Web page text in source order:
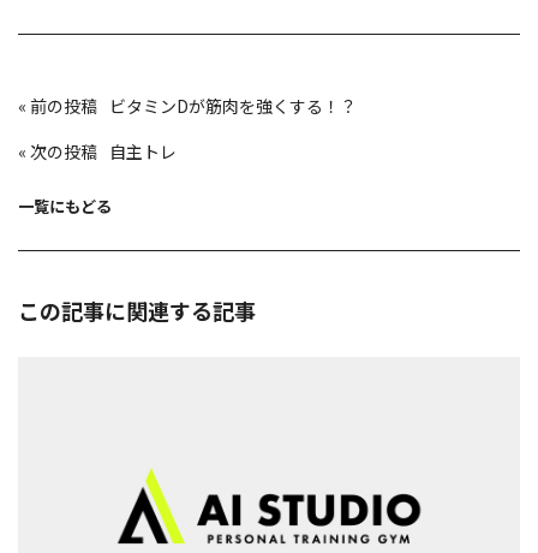
投
稿
ゲ
ョ
«
ビタミンDが筋肉を強くする！？
«
自主トレ
一覧にもどる
この記事に関連する記事